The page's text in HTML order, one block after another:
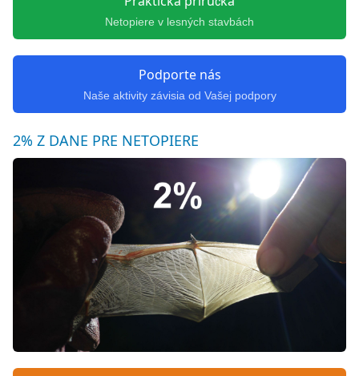
Netopiere v lesných stavbách
Podporte nás
Naše aktivity závisia od Vašej podpory
2% Z DANE PRE NETOPIERE